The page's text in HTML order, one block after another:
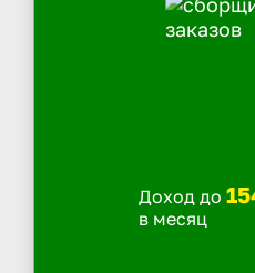
Доход до
в месяц